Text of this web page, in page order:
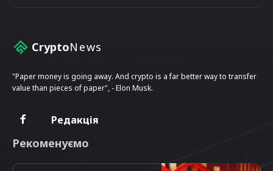
CryptoNews
"Paper money is going away. And crypto is a far better way to transfer
value than pieces of paper", - Elon Musk.
Редакція
Рекоменуємо